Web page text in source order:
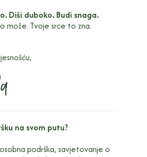
Diši duboko. Budi snaga.
može. Tvoje srce to zna.
na svom putu?
podrška, savjetovanje o